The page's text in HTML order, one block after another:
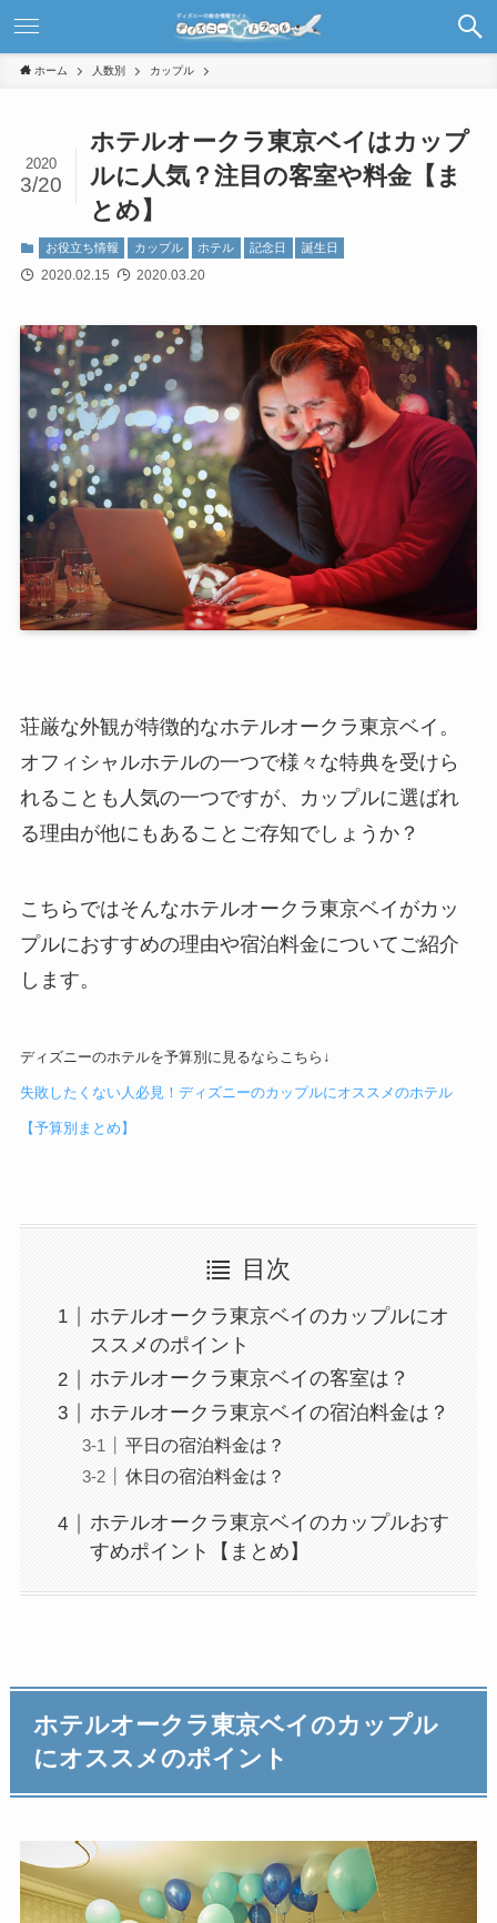
ホーム 人数別 カップル
ホテルオークラ東京ベイはカップ
ルに人気？注目の客室や料金【ま
とめ】
2020
3/20
お役立ち情報 カップル ホテル 記念日 誕生日
2020.02.15 2020.03.20
荘厳な外観が特徴的なホテルオークラ東京ベイ。
オフィシャルホテルの一つで様々な特典を受けら
れることも人気の一つですが、カップルに選ばれ
る理由が他にもあることご存知でしょうか？
こちらではそんなホテルオークラ東京ベイがカッ
プルにおすすめの理由や宿泊料金についてご紹介
します。
ディズニーのホテルを予算別に見るならこちら↓
失敗したくない人必見！ディズニーのカップルにオススメのホテル
【予算別まとめ】
目次
ホテルオークラ東京ベイのカップルにオ
ススメのポイント
ホテルオークラ東京ベイの客室は？
ホテルオークラ東京ベイの宿泊料金は？
平日の宿泊料金は？
休日の宿泊料金は？
ホテルオークラ東京ベイのカップルおす
すめポイント【まとめ】
ホテルオークラ東京ベイのカップル
にオススメのポイント